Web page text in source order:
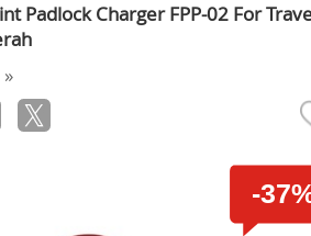
Padlock Charger FPP-02 For
-